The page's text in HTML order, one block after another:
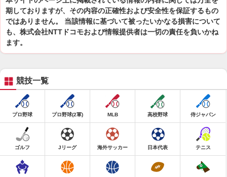
期しておりますが、その内容の正確性および安全性を保証するもの
ではありません。 当該情報に基づいて被ったいかなる損害について
も、株式会社NTTドコモおよび情報提供者は一切の責任を負いかね
ます。
競技一覧
プロ野球 プロ野球(2軍) MLB 高校野球 侍ジャパン
ゴルフ Jリーグ 海外サッカー 日本代表 テニス